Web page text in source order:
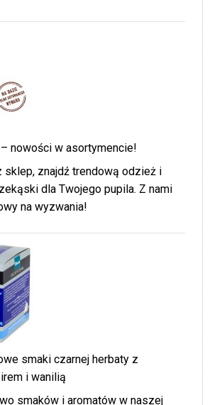
nowości w asortymencie!
sklep, znajdź trendową odzież i
dla Twojego pupila. Z nami
na wyzwania!
smaki czarnej herbaty z
i wanilią
smaków i aromatów w naszej